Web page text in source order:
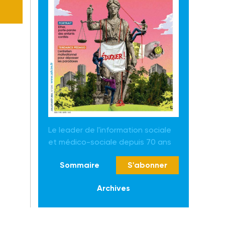
Le leader de l'information sociale
et médico-sociale depuis 70 ans
Sommaire S'abonner
Archives